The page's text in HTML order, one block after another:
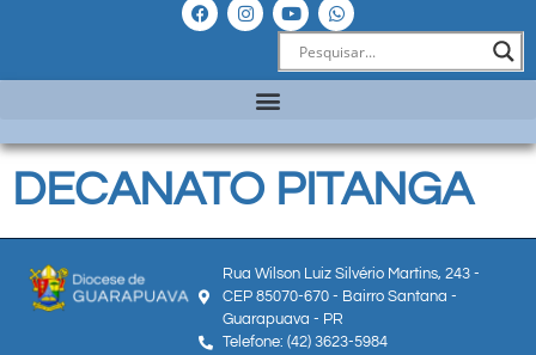
DECANATO PITANGA
Rua Wilson Luiz Silvério Martins, 243 -
CEP 85070-670 - Bairro Santana -
Guarapuava - PR
Telefone: (42) 3623-5984